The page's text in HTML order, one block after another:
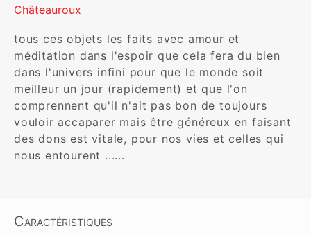
Châteauroux
tous ces objets les faits avec amour et
méditation dans l'espoir que cela fera du bien
dans l'univers infini pour que le monde soit
meilleur un jour (rapidement) et que l'on
comprennent qu'il n'ait pas bon de toujours
vouloir accaparer mais être généreux en faisant
des dons est vitale, pour nos vies et celles qui
nous entourent ......
Caractéristiques